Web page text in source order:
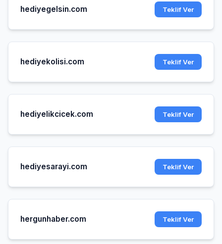
hediyegelsin.com Teklif Ver
hediyekolisi.com Teklif Ver
hediyelikcicek.com Teklif Ver
hediyesarayi.com Teklif Ver
hergunhaber.com Teklif Ver